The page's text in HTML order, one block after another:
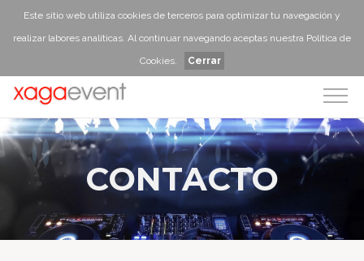
Este sitio web utiliza cookies de terceros para optimizar tu navegación y
realizar labores analíticas. Al continuar navegando aceptas nuestra Política de
Cookies. Cerrar
CONTACTO